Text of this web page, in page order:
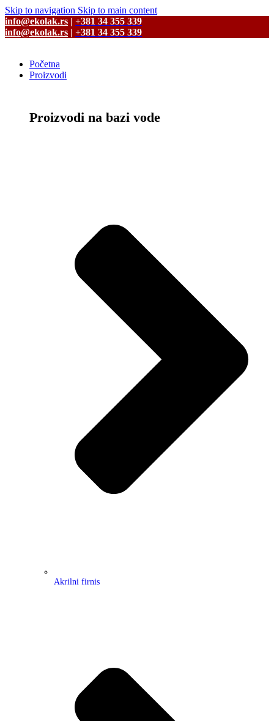
Skip to navigation Skip to main content
info@ekolak.rs | +381 34 355 339
info@ekolak.rs | +381 34 355 339
Početna
Proizvodi
Proizvodi na bazi vode
Akrilni firnis